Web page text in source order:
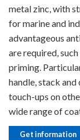
metal zinc, with
for marine and
advantageous
are required,
priming.
handle, stack
touch-ups on
wide range of
Get information